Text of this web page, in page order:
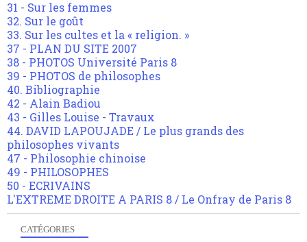
31 - Sur les femmes
32. Sur le goût
33. Sur les cultes et la « religion. »
37 - PLAN DU SITE 2007
38 - PHOTOS Université Paris 8
39 - PHOTOS de philosophes
40. Bibliographie
42 - Alain Badiou
43 - Gilles Louise - Travaux
44. DAVID LAPOUJADE / Le plus grands des
philosophes vivants
47 - Philosophie chinoise
49 - PHILOSOPHES
50 - ECRIVAINS
L'EXTREME DROITE A PARIS 8 / Le Onfray de Paris 8
CATÉGORIES